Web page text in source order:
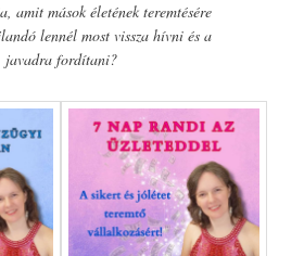
amit mások életének teremtésére
lennél most vissza hívni és a
javadra fordítani?